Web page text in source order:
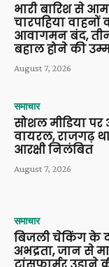
भारी बारिश से
चारपहिया वाहनों
आवागमन बंद,
बहाल होने की
August 7, 2026
समाचार
सोशल मीडिया पर
वायरल, राजगढ़
आरक्षी निलंबित
August 7, 2026
समाचार
बिजली चेकिंग के
अभद्रता, जान से